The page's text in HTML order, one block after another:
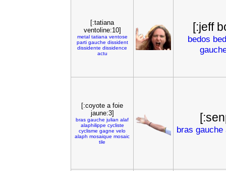
[:tatiana
ventoline:10]
metal tatiana ventose
parti gauche dissident
dissidente dissidence
actu
[:jeff
bedos
[:coyote a foie
jaune:3]
bras gauche julian alaf
alaphilippe cycliste
cyclisme gagne velo
alaph mosaique mosaic
tile
bras gauche